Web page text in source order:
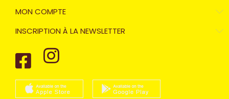
MON COMPTE
INSCRIPTION À LA NEWSLETTER